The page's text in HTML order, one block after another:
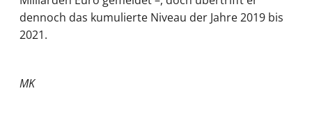
dennoch das kumulierte Niveau der Jahre 2019 bis
2021.
MK